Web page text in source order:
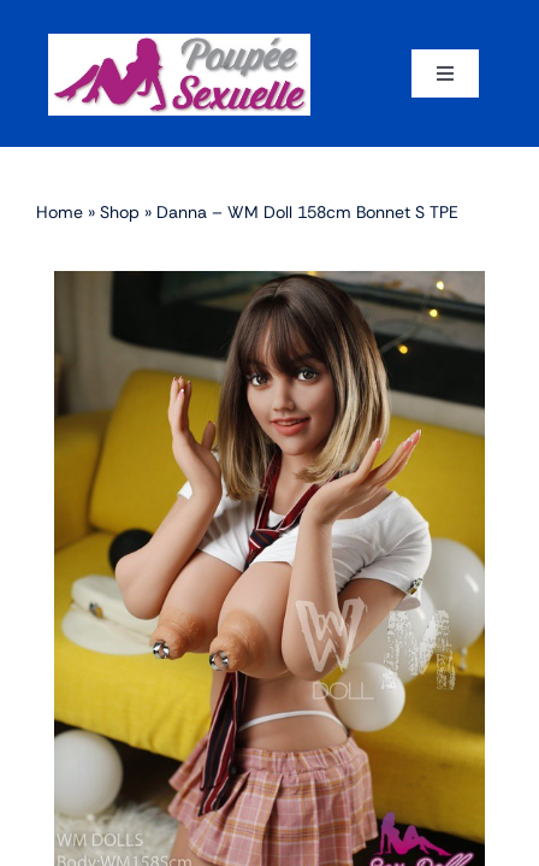
content
Toggle
Par corps
Par matériaux
Par taille
Sex dolls en promotion
En stock
Paiement
Home » Shop » Danna – WM Doll 158cm Bonnet S TPE